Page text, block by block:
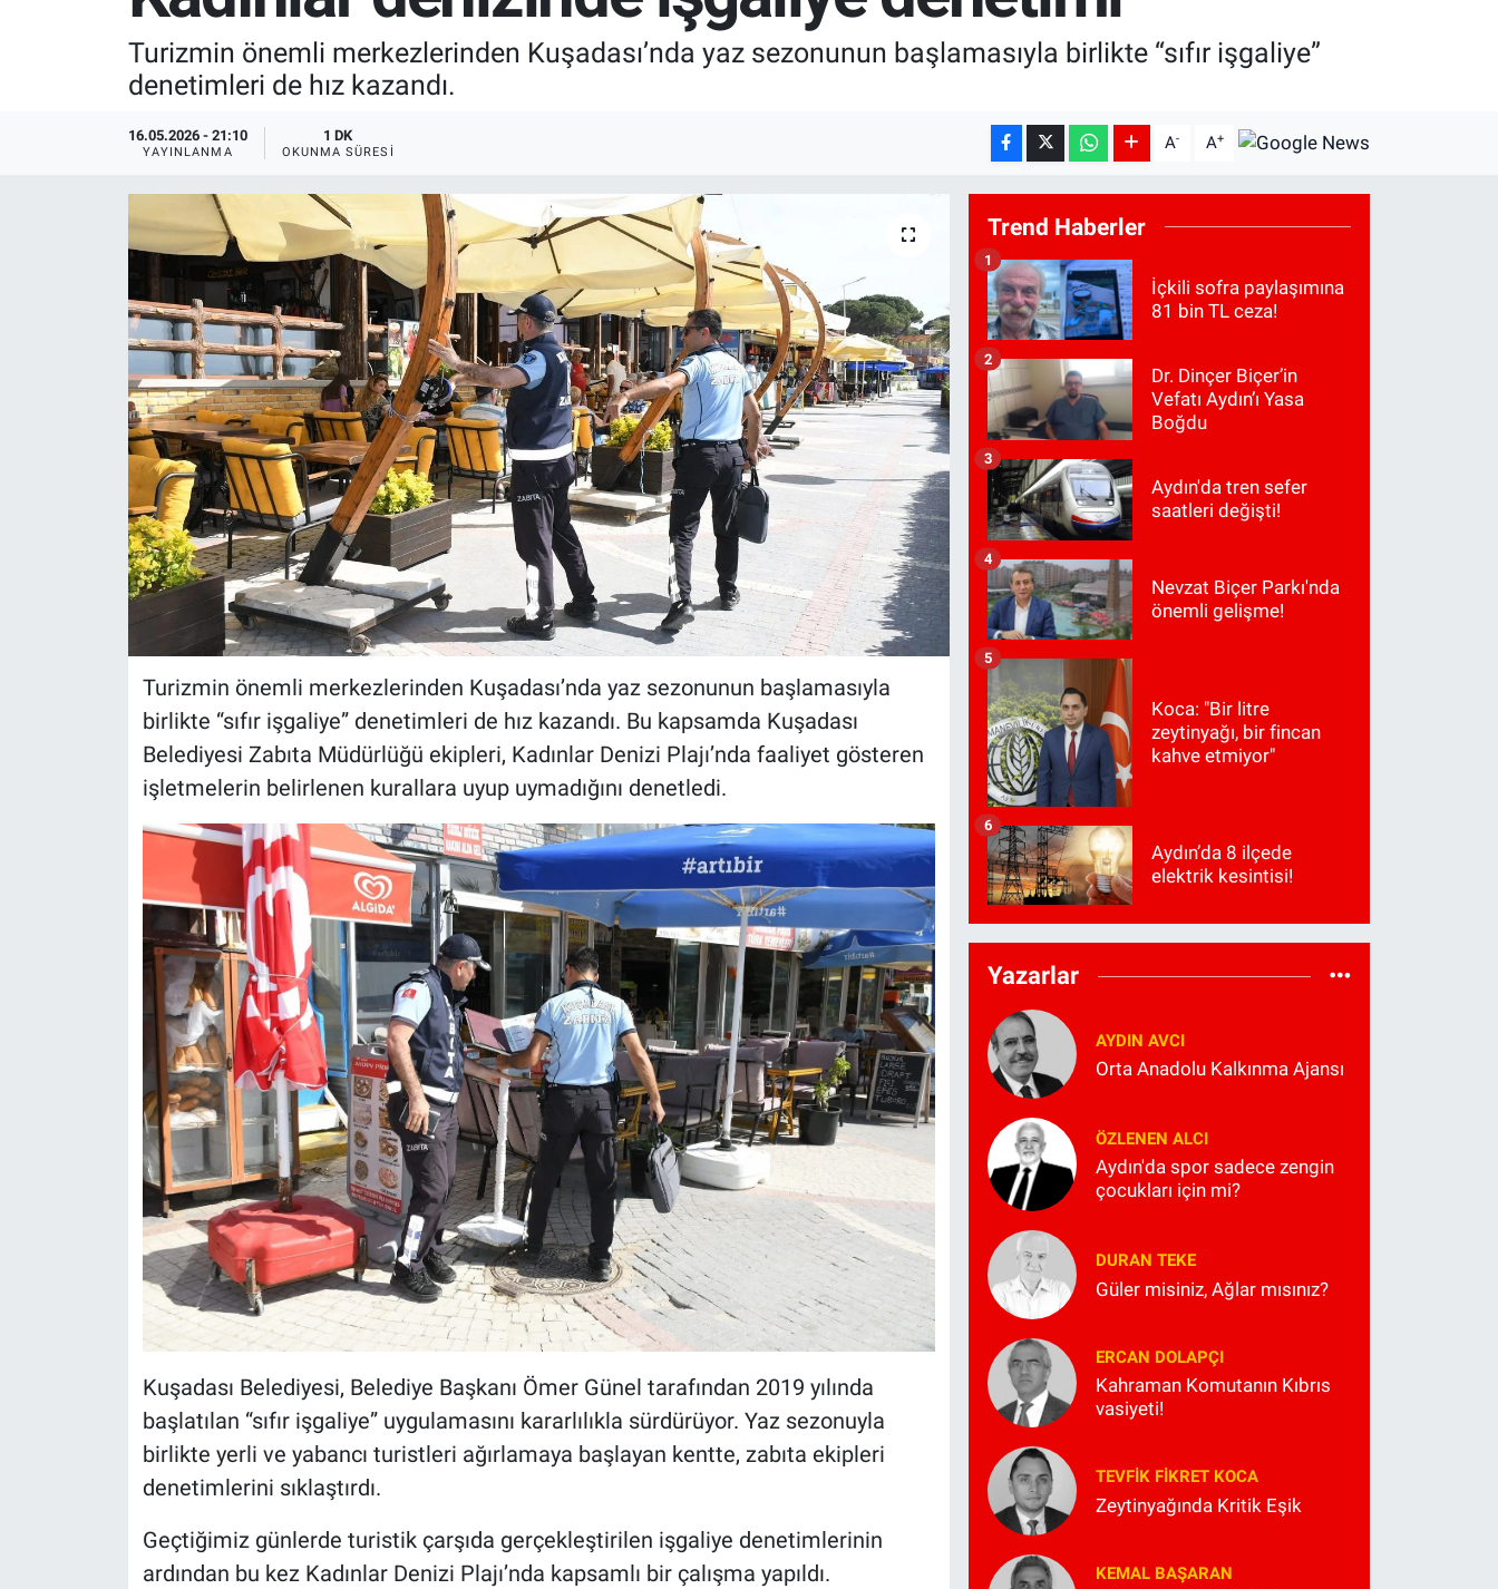
Turizmin önemli merkezlerinden Kuşadası’nda yaz sezonunun başlamasıyla birlikte “sıfır işgaliye”
denetimleri de hız kazandı.
16.05.2026 - 21:10
YAYINLANMA
1 DK
OKUNMA SÜRESI A- A+
Turizmin önemli merkezlerinden Kuşadası’nda yaz sezonunun başlamasıyla
birlikte “sıfır işgaliye” denetimleri de hız kazandı. Bu kapsamda Kuşadası
Belediyesi Zabıta Müdürlüğü ekipleri, Kadınlar Denizi Plajı’nda faaliyet gösteren
işletmelerin belirlenen kurallara uyup uymadığını denetledi.
Kuşadası Belediyesi, Belediye Başkanı Ömer Günel tarafından 2019 yılında
başlatılan “sıfır işgaliye” uygulamasını kararlılıkla sürdürüyor. Yaz sezonuyla
birlikte yerli ve yabancı turistleri ağırlamaya başlayan kentte, zabıta ekipleri
denetimlerini sıklaştırdı.
Geçtiğimiz günlerde turistik çarşıda gerçekleştirilen işgaliye denetimlerinin
ardından bu kez Kadınlar Denizi Plajı’nda kapsamlı bir çalışma yapıldı.
Trend Haberler
İçkili sofra paylaşımına
81 bin TL ceza!
1
Dr. Dinçer Biçer’in
Vefatı Aydın’ı Yasa
Boğdu
2
Aydın'da tren sefer
saatleri değişti!
3
Nevzat Biçer Parkı'nda
önemli gelişme!
4
Koca: "Bir litre
zeytinyağı, bir fincan
kahve etmiyor"
5
Aydın’da 8 ilçede
elektrik kesintisi!
6
Yazarlar
AYDIN AVCI
Orta Anadolu Kalkınma Ajansı
ÖZLENEN ALCI
Aydın'da spor sadece zengin
çocukları için mi?
DURAN TEKE
Güler misiniz, Ağlar mısınız?
ERCAN DOLAPÇI
Kahraman Komutanın Kıbrıs
vasiyeti!
TEVFIK FIKRET KOCA
Zeytinyağında Kritik Eşik
KEMAL BAŞARAN
RESMİ İLANLAR